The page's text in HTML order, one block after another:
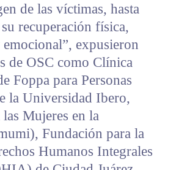
de las víctimas, hasta
recuperación física,
expusieron
de OSC como Clínica
Foppa para Personas
la Universidad Ibero,
Mujeres en la
Fundación para la
Humanos Integrales